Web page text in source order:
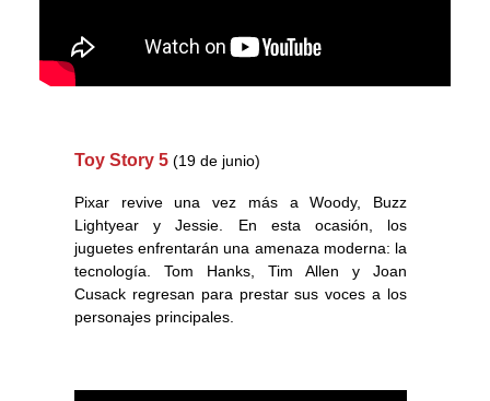
Toy Story 5 (19 de junio)
Pixar revive una vez más a Woody, Buzz
Lightyear y Jessie. En esta ocasión, los
juguetes enfrentarán una amenaza moderna: la
tecnología. Tom Hanks, Tim Allen y Joan
Cusack regresan para prestar sus voces a los
personajes principales.